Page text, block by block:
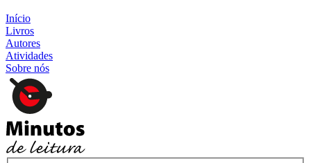
Início
Livros
Autores
Atividades
Sobre nós